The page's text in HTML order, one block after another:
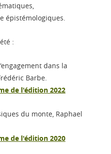
épistémologiques.
:
dans la
Barbe.
de l'édition 2022
du monte, Raphael
de l'édition 2020